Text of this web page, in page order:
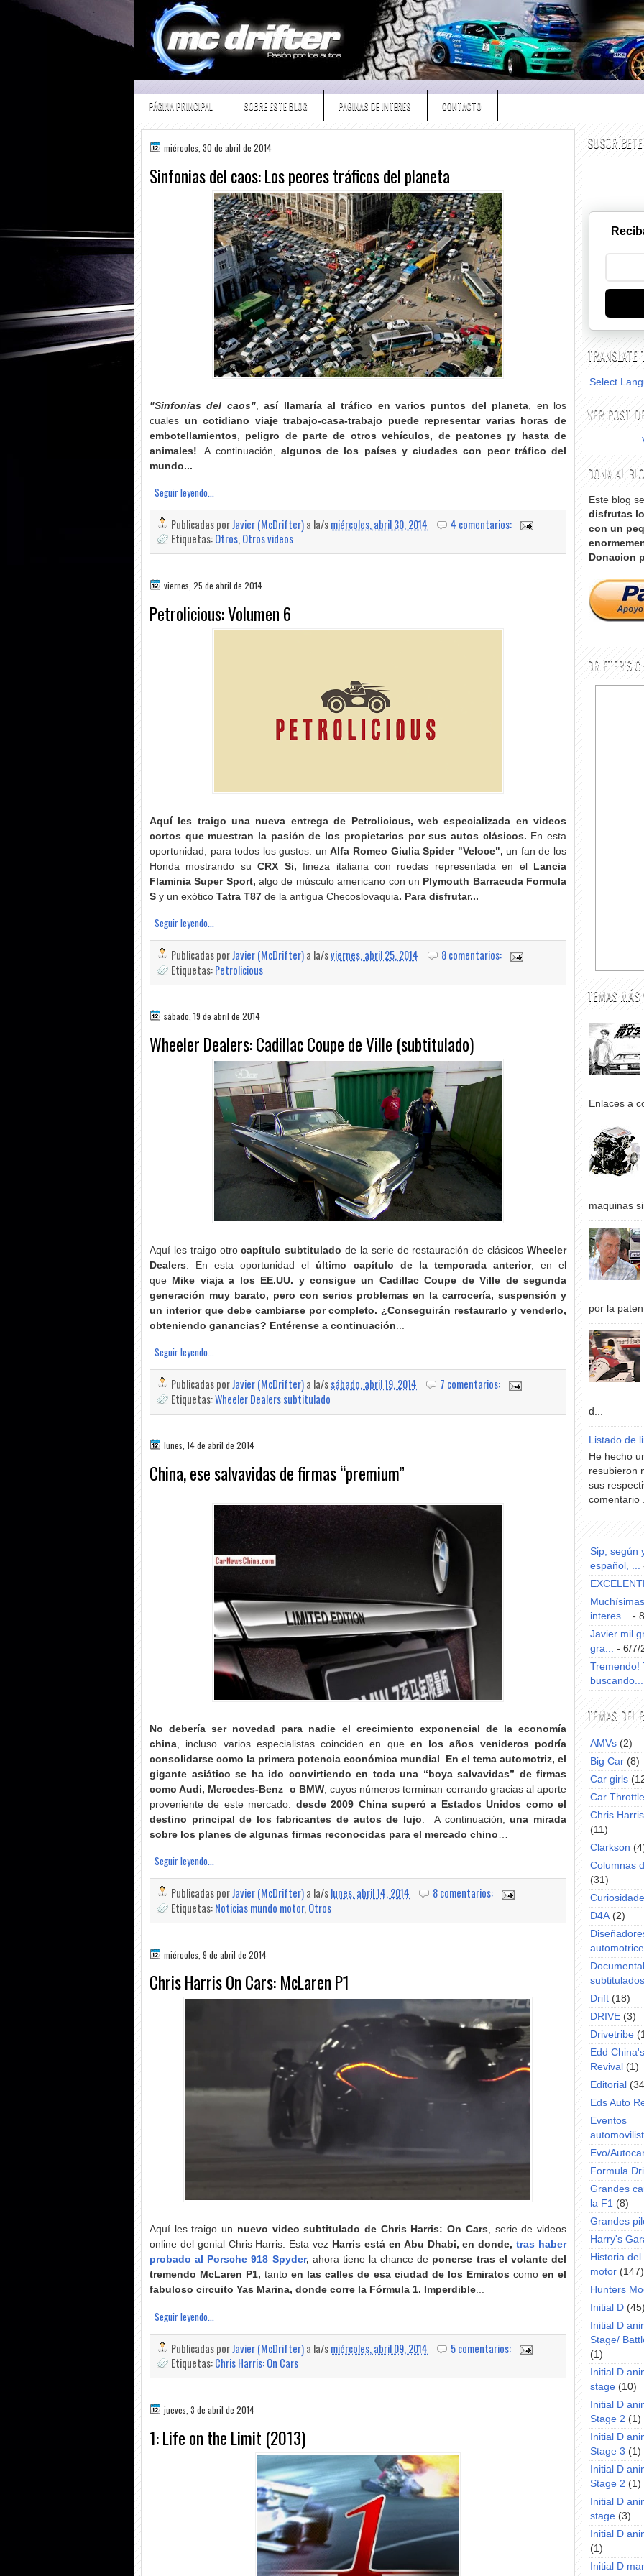
PÁGINA PRINCIPAL SOBRE ESTE BLOG PAGINAS DE INTERES CONTACTO
miércoles, 30 de abril de 2014
Sinfonias del caos: Los peores tráficos del planeta
"Sinfonías del caos",así llamaría al tráfico en varios puntos del planeta , en los
cuales un cotidiano viaje trabajo-casa-trabajo puede representar varias horas de
embotellamientos
peligro de parte de otros vehículos, de peatones ¡y hasta de
animales! . A continuación, algunos de los países y ciudades con peor tráfico del
mundo...
Seguir leyendo...
Publicadas porJavier (McDrifter)a la/smiércoles, abril 30, 2014
4 comentarios:
Etiquetas:Otros,Otros videos
viernes, 25 de abril de 2014
Petrolicious: Volumen 6
Aquí les traigo una nueva entrega de Petrolicious, web especializada en videos
cortos que muestran la pasión de los propietarios por sus autos clásicos. En esta
oportunidad, para todos los gustos: unAlfa Romeo Giulia Spider "Veloce", un fan de los
Honda mostrando suCRX Si,fineza italiana con ruedas representada en el
Lancia
Flaminia Super Sport, algo de músculo americano con un Plymouth Barracuda Formula
S y un exótico Tatra T87 de la antigua Checoslovaquia. Para disfrutar...
Seguir leyendo...
Publicadas porJavier (McDrifter)a la/sviernes, abril 25, 2014
8 comentarios:
Etiquetas:Petrolicious
sábado, 19 de abril de 2014
Wheeler Dealers: Cadillac Coupe de Ville (subtitulado)
Aquí les traigo otrocapítulo subtitulado de la serie de restauración de clásicosWheeler
Dealers. En esta oportunidad elúltimo capítulo de la temporada anterior, en el
que Mike viaja a los EE.UU. y consigue un Cadillac Coupe de Ville de segunda
generación muy barato, pero con serios problemas en la carrocería, suspensión y
un interior que debe cambiarse por completo. ¿Conseguirán restaurarlo y venderlo,
obteniendo ganancias? Entérense a continuación...
Seguir leyendo...
Publicadas porJavier (McDrifter)a la/ssábado, abril 19, 2014
7 comentarios:
Etiquetas:Wheeler Dealers subtitulado
lunes, 14 de abril de 2014
China, ese salvavidas de firmas “premium”
No debería ser novedad para nadie el crecimiento exponencial de la economía
china, incluso varios especialistas coinciden en queen los años venideros podría
consolidarse como la primera potencia económica mundial . En el tema automotriz, el
gigante asiático se ha ido convirtiendo en toda una “boya salvavidas” de firmas
como Audi, Mercedes-Benz o BMW, cuyos números terminan cerrando gracias al aporte
proveniente de este mercado: desde 2009 China superó a Estados Unidos como el
destino principal de los fabricantes de autos de lujo. A continuación,una mirada
sobre los planes de algunas firmas reconocidas para el mercado chino …
Seguir leyendo...
Publicadas porJavier (McDrifter)a la/slunes, abril 14, 2014
8 comentarios:
Etiquetas:Noticias mundo motor, Otros
miércoles, 9 de abril de 2014
Chris Harris On Cars: McLaren P1
Aquí les traigo un nuevo video subtitulado de Chris Harris: On Cars, serie de videos
online del genial Chris Harris. Esta vez Harris está en Abu Dhabi, en donde, tras haber
probado al Porsche 918 Spyder, ahora tiene la chance de ponerse tras el volante del
tremendo McLaren P1,tantoen las calles de esa ciudad de los Emiratos como en el
fabuloso circuito Yas Marina, donde corre la Fórmula 1. Imperdible...
Seguir leyendo...
Publicadas porJavier (McDrifter)a la/smiércoles, abril 09, 2014
5 comentarios:
Etiquetas:Chris Harris: On Cars
jueves, 3 de abril de 2014
1: Life on the Limit (2013)
TRANSLATE
Select
VER POST
DONA AL
Este blog
disfrutas
con un
Donacion
DRIFTER'S
TEMAS MÁS
Enlaces a
maquinas
por la
d...
Listado de
He hecho
resubieron
sus
comentario
Sip, según
español, ...
interes... -
Javier mil
gra... - 6/7/
Tremendo!
buscando...
TEMAS DEL
AMVs (2)
Big Car (8)
Car girls
Car Throttle
Chris
(11)
Clarkson
Columnas
(31)
D4A (2)
subtitulados
Drift (18)
DRIVE (3)
Drivetribe
Edd
Revival (1)
Editorial
Eds Auto
Eventos
Evo/
Formula
Grandes
la F1 (8)
Grandes
Harry's
Historia
motor (147)
Hunters
Initial D
Initial D
Stage/
(1)
Initial D
stage (10)
Initial D
Stage 2 (1)
Initial D
Stage 3 (1)
Initial D
Stage 2 (1)
Initial D
stage (3)
Initial D
(1)
Initial D